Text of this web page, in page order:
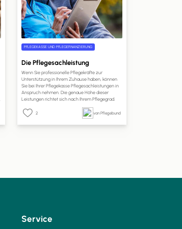
PFLEGEKASSE UND PFLEGEFINANZIERUNG
Die Pflegesachleistung
Wenn Sie professionelle Pflegekräfte zur
Unterstützung in Ihrem Zuhause haben, können
Sie bei Ihrer Pflegekasse Pflegesachleistungen in
Anspruch nehmen. Die genaue Höhe dieser
Leistungen richtet sich nach Ihrem Pflegegrad.
mit Pflegesachleistungen finanzieren können, wie
hoch Ihr Anspruch ist und wie Sie die
Pflegesachleistungen beantragen können.
2 von Pflegebund
Service